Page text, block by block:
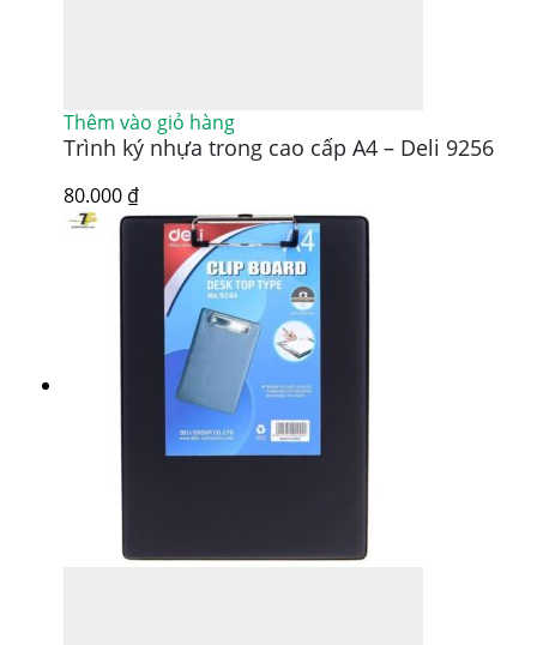
Thêm vào giỏ hàng
Trình ký nhựa trong cao cấp A4 – Deli 9256
80.000 ₫